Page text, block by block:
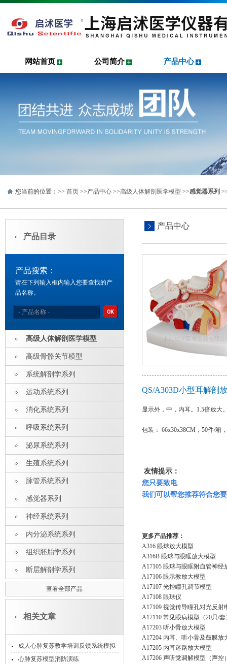
网站首页 公司简介 产品中心
您当前的位置：>> 首页 >>产品中心 >>高级人体解剖医学模型 >>感觉器系列
产品中心
QS/A303D小型耳解剖
显示外，中，内耳。1.5倍放大
包装： 66x30x38CM，50件/箱
友情提示：
您只要致电
我们可以帮您推荐符合您
更多产品推荐：
A316 眼球放大模型
A316B 眼球与眼眶放大模型
A17105 眼球与眼眶附血管神经
A17106 眼示教放大模型
A17107 光控瞳孔调节模型
A17108 眼球仪
A17109 视觉传导瞳孔对光反射
A17110 常见眼病模型（20只/套
A17203 听小骨放大模型
A17204 内耳、听小骨及鼓膜放
A17205 内耳迷路放大模型
A17206 声听觉调解模型（声控
产品目录
产品搜索：
请在下列输入框内输入您要查找的产
品名称。
高级人体解剖医学模型
高级骨骼关节模型
系统解剖学系列
运动系统系列
消化系统系列
呼吸系统系列
泌尿系统系列
生殖系统系列
脉管系统系列
感觉器系列
神经系统系列
内分泌系统系列
组织胚胎学系列
断层解剖学系列
查看全部产品
相关文章
成人心肺复苏教学培训反馈系统模拟
人
心肺复苏模型消防演练